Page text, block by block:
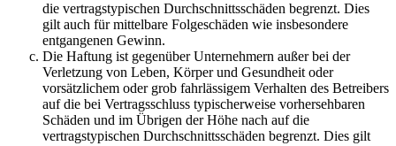
die vertragstypischen Durchschnittsschäden begrenzt. Dies
gilt auch für mittelbare Folgeschäden wie insbesondere
entgangenen Gewinn.
Die Haftung ist gegenüber Unternehmern außer bei der
Verletzung von Leben, Körper und Gesundheit oder
vorsätzlichem oder grob fahrlässigem Verhalten des Betreibers
auf die bei Vertragsschluss typischerweise vorhersehbaren
Schäden und im Übrigen der Höhe nach auf die
vertragstypischen Durchschnittsschäden begrenzt. Dies gilt